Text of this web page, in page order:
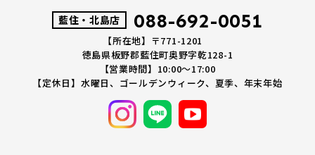
藍住・北島店 088-692-0051
【所在地】〒771-1201
徳島県板野郡藍住町奥野字乾128-1
【営業時間】10:00～17:00
【定休日】水曜日、ゴールデンウィーク、夏季、年末年始